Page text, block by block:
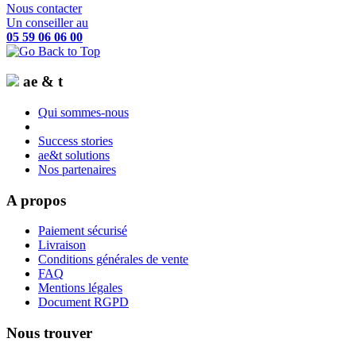
Nous contacter
Un conseiller au
05 59 06 06 00
ae & t
Qui sommes-nous
Success stories
ae&t solutions
Nos partenaires
A propos
Paiement sécurisé
Livraison
Conditions générales de vente
FAQ
Mentions légales
Document RGPD
Nous trouver